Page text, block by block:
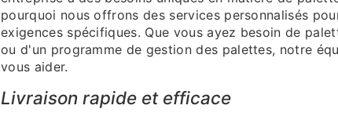
pourquoi nous offrons des services personnalisés
exigences spécifiques. Que vous ayez besoin de
ou d'un programme de gestion des palettes, notre
vous aider.
Livraison rapide et efficace